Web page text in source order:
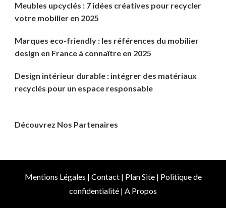
Meubles upcyclés : 7 idées créatives pour recycler
votre mobilier en 2025
Marques eco-friendly : les références du mobilier
design en France à connaître en 2025
Design intérieur durable : intégrer des matériaux
recyclés pour un espace responsable
Découvrez Nos Partenaires
Mentions Légales | Contact| Plan Site| Politique de
confidentialité | A Propos